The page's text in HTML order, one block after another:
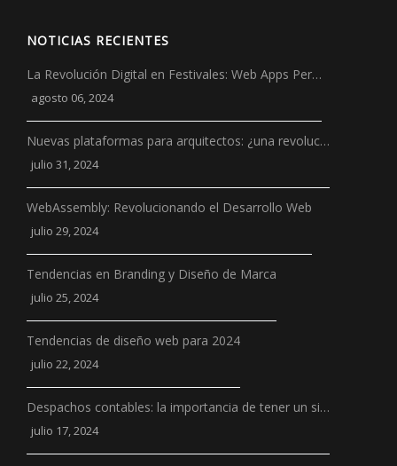
NOTICIAS RECIENTES
La Revolución Digital en Festivales: Web Apps Per…
agosto 06, 2024
Nuevas plataformas para arquitectos: ¿una revoluc…
julio 31, 2024
WebAssembly: Revolucionando el Desarrollo Web
julio 29, 2024
Tendencias en Branding y Diseño de Marca
julio 25, 2024
Tendencias de diseño web para 2024
julio 22, 2024
Despachos contables: la importancia de tener un si…
julio 17, 2024